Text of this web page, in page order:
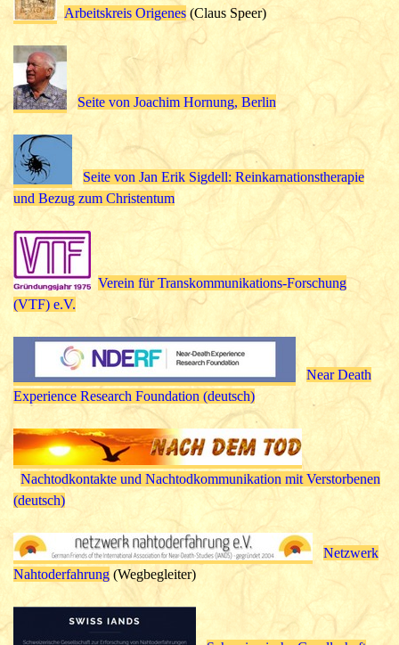
Arbeitskreis Origenes (Claus Speer)
Seite von Joachim Hornung, Berlin
Seite von Jan Erik Sigdell: Reinkarnationstherapie
und Bezug zum Christentum
Verein für Transkommunikations-Forschung
(VTF) e.V.
Near Death
Experience Research Foundation (deutsch)
Nachtodkontakte und Nachtodkommunikation mit Verstorbenen
(deutsch)
Netzwerk
Nahtoderfahrung (Wegbegleiter)